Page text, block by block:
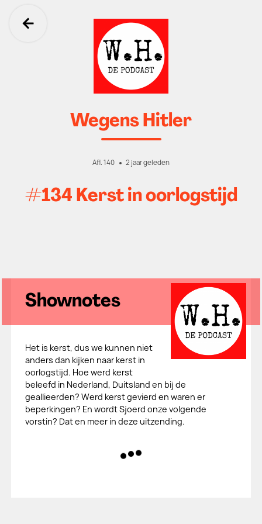
Ga terug
Wegens Hitler
Afl. 140 2 jaar geleden
#134 Kerst in oorlogstijd
Shownotes
Het is kerst, dus we kunnen niet
anders dan kijken naar kerst in
oorlogstijd. Hoe werd kerst
beleefd in Nederland, Duitsland en bij de
geallieerden? Werd kerst gevierd en waren er
beperkingen? En wordt Sjoerd onze volgende
vorstin? Dat en meer in deze uitzending.